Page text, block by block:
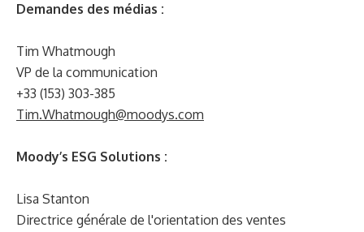
Demandes des médias :
Tim Whatmough
VP de la communication
+33 (153) 303-385
Tim.Whatmough@moodys.com
Moody’s ESG Solutions :
Lisa Stanton
Directrice générale de l'orientation des ventes